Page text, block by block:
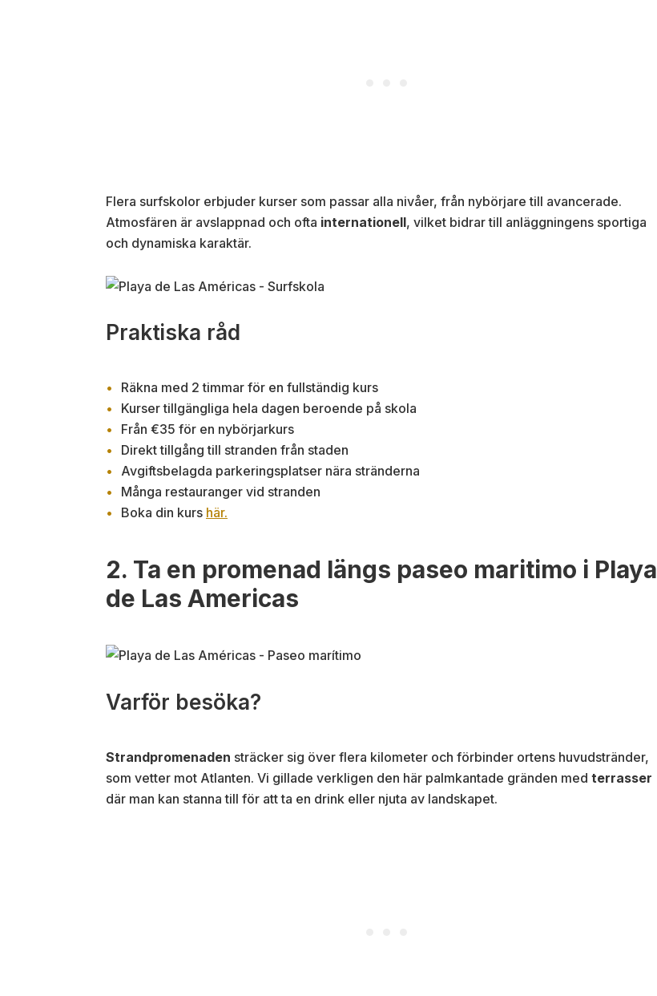
Flera surfskolor erbjuder kurser som passar alla nivåer, från nybörjare till avancerade.
Atmosfären är avslappnad och ofta internationell, vilket bidrar till anläggningens sportiga
och dynamiska karaktär.
Praktiska råd
Räkna med 2 timmar för en fullständig kurs
Kurser tillgängliga hela dagen beroende på skola
Från €35 för en nybörjarkurs
Direkt tillgång till stranden från staden
Avgiftsbelagda parkeringsplatser nära stränderna
Många restauranger vid stranden
Boka din kurs här.
2. Ta en promenad längs paseo maritimo i Playa
de Las Americas
Varför besöka?
Strandpromenaden sträcker sig över flera kilometer och förbinder ortens huvudstränder,
som vetter mot Atlanten. Vi gillade verkligen den här palmkantade gränden med terrasser
där man kan stanna till för att ta en drink eller njuta av landskapet.